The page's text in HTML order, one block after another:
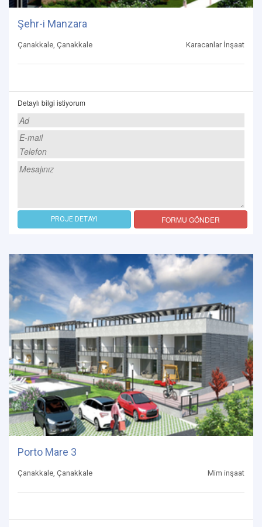
Şehr-i Manzara
Çanakkale, Çanakkale Karacanlar İnşaat
Detaylı bilgi istiyorum
PROJE DETAYI FORMU GÖNDER
Porto Mare 3
Çanakkale, Çanakkale Mim inşaat